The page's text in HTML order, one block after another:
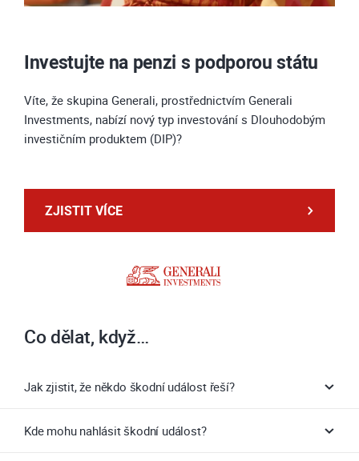
Investujte na penzi s podporou státu
Víte, že skupina Generali, prostřednictvím Generali
Investments, nabízí nový typ investování s Dlouhodobým
investičním produktem (DIP)?
ZJISTIT VÍCE
Co dělat, když…
Jak zjistit, že někdo škodní událost řeší?
Kde mohu nahlásit škodní událost?